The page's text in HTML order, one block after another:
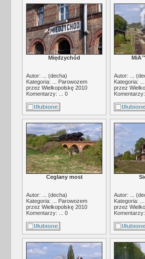
Międzychód
Autor: ... (decha)
Kategoria: ... Parowozem
przez Wielkopolskę 2010
Komentarzy: ... 0
Autor: ... (
Kategoria:
przez
Ceglany most
Autor: ... (decha)
Kategoria: ... Parowozem
przez Wielkopolskę 2010
Komentarzy: ... 0
Autor: ... (
Kategoria:
przez